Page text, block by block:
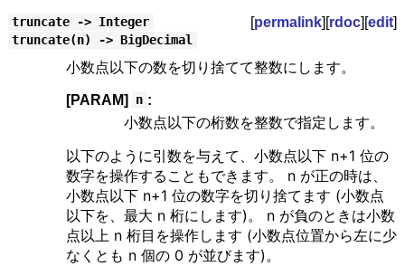
truncate -> Integer [permalink][rdoc][edit]
truncate(n) -> BigDecimal
小数点以下の数を切り捨てて整数にします。
[PARAM] n :
小数点以下の桁数を整数で指定します。
以下のように引数を与えて、小数点以下 n+1 位の
数字を操作することもできます。 n が正の時は、
小数点以下 n+1 位の数字を切り捨てます (小数点
以下を、最大 n 桁にします)。 n が負のときは小数
点以上 n 桁目を操作します (小数点位置から左に少
なくとも n 個の 0 が並びます)。